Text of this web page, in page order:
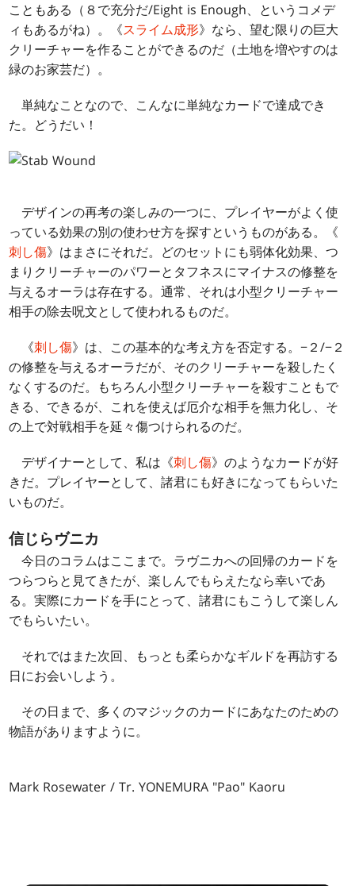
こともある（８で充分だ/Eight is Enough、というコメデ
ィもあるがね）。《スライム成形》なら、望む限りの巨大
クリーチャーを作ることができるのだ（土地を増やすのは
緑のお家芸だ）。
単純なことなので、こんなに単純なカードで達成でき
た。どうだい！
デザインの再考の楽しみの一つに、プレイヤーがよく使
っている効果の別の使わせ方を探すというものがある。《
刺し傷》はまさにそれだ。どのセットにも弱体化効果、つ
まりクリーチャーのパワーとタフネスにマイナスの修整を
与えるオーラは存在する。通常、それは小型クリーチャー
相手の除去呪文として使われるものだ。
《刺し傷》は、この基本的な考え方を否定する。−２/−２
の修整を与えるオーラだが、そのクリーチャーを殺したく
なくするのだ。もちろん小型クリーチャーを殺すこともで
きる、できるが、これを使えば厄介な相手を無力化し、そ
の上で対戦相手を延々傷つけられるのだ。
デザイナーとして、私は《刺し傷》のようなカードが好
きだ。プレイヤーとして、諸君にも好きになってもらいた
いものだ。
信じらヴニカ
今日のコラムはここまで。ラヴニカへの回帰のカードを
つらつらと見てきたが、楽しんでもらえたなら幸いであ
る。実際にカードを手にとって、諸君にもこうして楽しん
でもらいたい。
それではまた次回、もっとも柔らかなギルドを再訪する
日にお会いしよう。
その日まで、多くのマジックのカードにあなたのための
物語がありますように。
Mark Rosewater / Tr. YONEMURA "Pao" Kaoru